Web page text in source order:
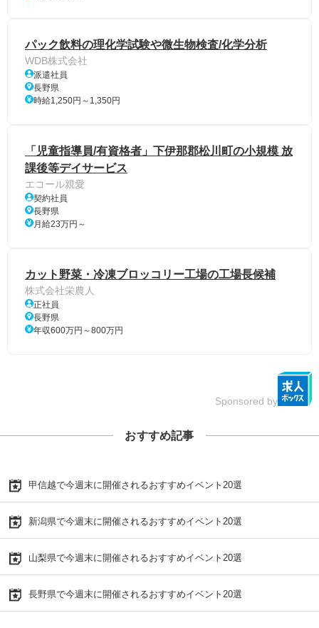
パック飲料の理化学試験や微生物検査/化学分析
WDB株式会社
派遣社員
長野県
時給1,250円～1,350円
「児童指導員/有資格者」下伊那郡松川町の小規模 放
課後等デイサービス
エコール親愛
契約社員
長野県
月給23万円～
カット野菜・冷凍ブロッコリー工場の工場長候補
株式会社栄農人
正社員
長野県
年収600万円～800万円
Sponsored by
おすすめ記事
甲信越で今週末に開催されるおすすめイベント20選
新潟県で今週末に開催されるおすすめイベント20選
山梨県で今週末に開催されるおすすめイベント20選
長野県で今週末に開催されるおすすめイベント20選